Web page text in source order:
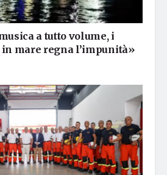
a tutto volume, i
mare regna l’impunità»